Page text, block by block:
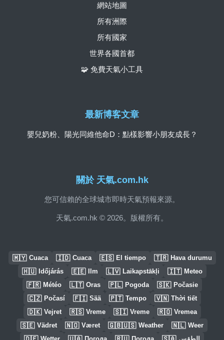
關於 天氣.com.hk
您可信賴的全球城市即時天氣預報來源。
天氣.com.hk © 2026。版權所有。
網站地圖
所有洲際
所有國家
世界各國首都
🧩 免費天氣小工具
最新博客文章
嬰兒奶粉、陽光同維他命D：點樣影響小朋友成長？
🇲🇾 Cuaca 🇮🇩 Cuaca 🇪🇸 El tiempo 🇹🇷 Hava durumu
🇭🇺 Időjárás 🇪🇪 Ilm 🇱🇻 Laikapstākļi 🇮🇹 Meteo
🇫🇷 Météo 🇱🇹 Oras 🇵🇱 Pogoda 🇸🇰 Počasie
🇨🇿 Počasí 🇫🇮 Sää 🇵🇹 Tempo 🇻🇳 Thời tiết
🇩🇰 Vejret 🇷🇸 Vreme 🇸🇮 Vreme 🇷🇴 Vremea
🇸🇪 Vädret 🇳🇴 Været 🇬🇧🇺🇸 Weather 🇳🇱 Weer